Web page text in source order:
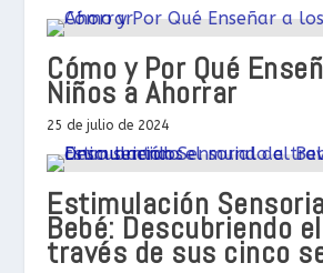
Cómo y Por Qué
Niños a Ahorrar
25 de julio de 2024
Estimulación
Bebé: Descubriendo
través de sus cinco